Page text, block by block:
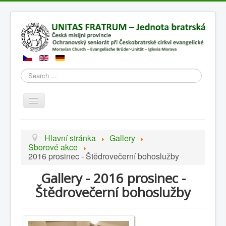
Search
Přepnout
navigaci
Hlavní stránka Gallery
Sborové akce
2016 prosinec - Štědrovečerní bohoslužby
Gallery - 2016 prosinec -
Štědrovečerní bohoslužby